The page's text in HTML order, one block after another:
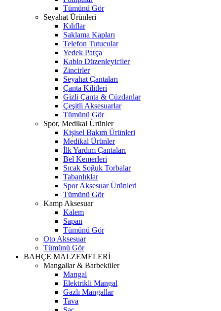
Tümünü Gör
Seyahat Ürünleri
Kılıflar
Saklama Kapları
Telefon Tutucular
Yedek Parça
Kablo Düzenleyiciler
Zincirler
Seyahat Çantaları
Çanta Kilitleri
Gizli Çanta & Cüzdanlar
Çeşitli Aksesuarlar
Tümünü Gör
Spor, Medikal Ürünler
Kişisel Bakım Ürünleri
Medikal Ürünler
İlk Yardım Çantaları
Bel Kemerleri
Sıcak Soğuk Torbalar
Tabanlıklar
Spor Aksesuar Ürünleri
Tümünü Gör
Kamp Aksesuar
Kalem
Sapan
Tümünü Gör
Oto Aksesuar
Tümünü Gör
BAHÇE MALZEMELERİ
Mangallar & Barbeküler
Mangal
Elektrikli Mangal
Gazlı Mangallar
Tava